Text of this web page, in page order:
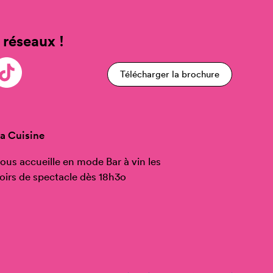
!
Télécharger la brochure
Cuisine
accueille en mode Bar à vin les
de spectacle dès 18h3o